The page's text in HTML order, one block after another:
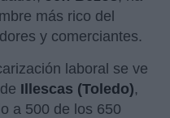
más rico del
y comerciantes.
laboral se ve
Illescas (Toledo),
a 500 de los 650